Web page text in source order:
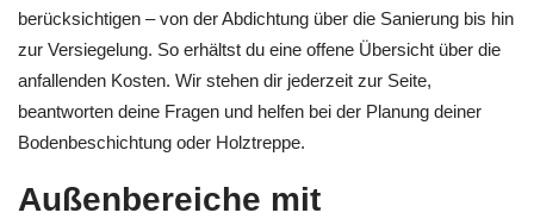
berücksichtigen – von der Abdichtung über die Sanierung bis hin
zur Versiegelung. So erhältst du eine offene Übersicht über die
anfallenden Kosten. Wir stehen dir jederzeit zur Seite,
beantworten deine Fragen und helfen bei der Planung deiner
Bodenbeschichtung oder Holztreppe.
Außenbereiche mit